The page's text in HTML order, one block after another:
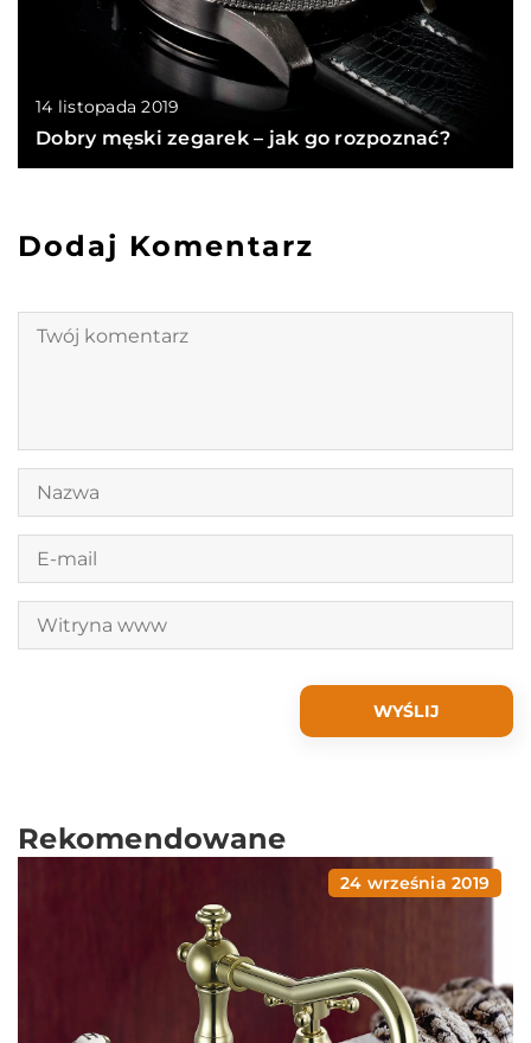
14 listopada 2019
Dobry męski zegarek – jak go rozpoznać?
Dodaj Komentarz
Rekomendowane
24 września 2019